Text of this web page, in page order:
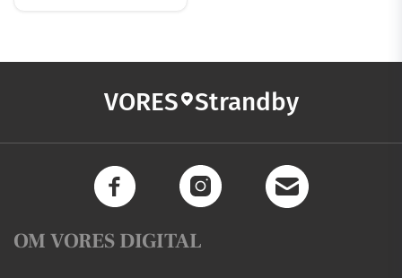
VORES Strandby
OM VORES DIGITAL